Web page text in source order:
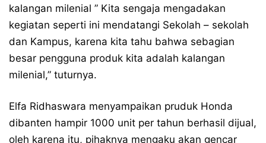
kalangan milenial ” Kita sengaja mengadakan
kegiatan seperti ini mendatangi Sekolah – sekolah
dan Kampus, karena kita tahu bahwa sebagian
besar pengguna produk kita adalah kalangan
milenial,” tuturnya.
Elfa Ridhaswara menyampaikan pruduk Honda
dibanten hampir 1000 unit per tahun berhasil dijual,
oleh karena itu, pihaknya mengaku akan gencar